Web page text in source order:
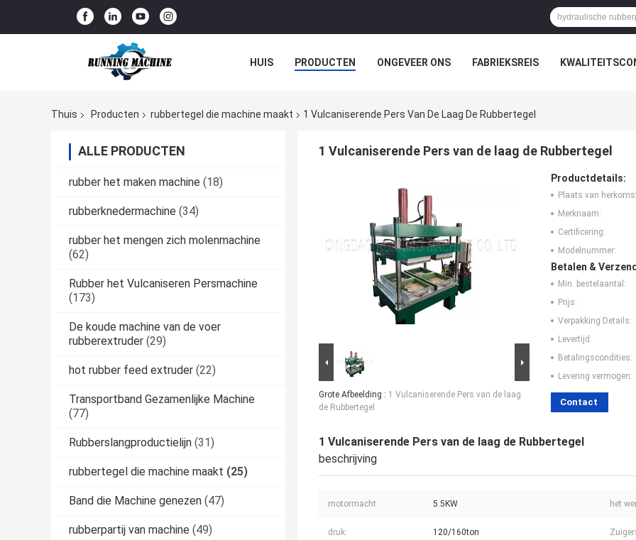
HUIS PRODUCTEN ONGEVEER ONS FABRIEKSREIS
Thuis Producten rubbertegel die machine maakt 1 Vulcaniserende Pers Van De Laag De Rubbertegel
ALLE PRODUCTEN
rubber het maken machine (18)
rubberknedermachine (34)
rubber het mengen zich molenmachine
(62)
Rubber het Vulcaniseren Persmachine
(173)
De koude machine van de voer
rubberextruder (29)
hot rubber feed extruder (22)
Transportband Gezamenlijke Machine
(77)
Rubberslangproductielijn (31)
rubbertegel die machine maakt (25)
Band die Machine genezen (47)
rubberpartij van machine (49)
1 Vulcaniserende Pers van de laag de Rubbertegel
Grote Afbeelding : 1 Vulcaniserende Pers van de laag
de Rubbertegel
Productdetails:
Plaats van
Merknaam:
Certificering:
Modelnummer:
Betalen &
Min. bestelaantal:
Prijs:
Verpakking Details:
Levertijd:
Betalingscondities:
Levering vermogen:
Contact
1 Vulcaniserende Pers van de laag de Rubbertegel
beschrijving
motormacht: 5.5KW het
druk: 120/160ton